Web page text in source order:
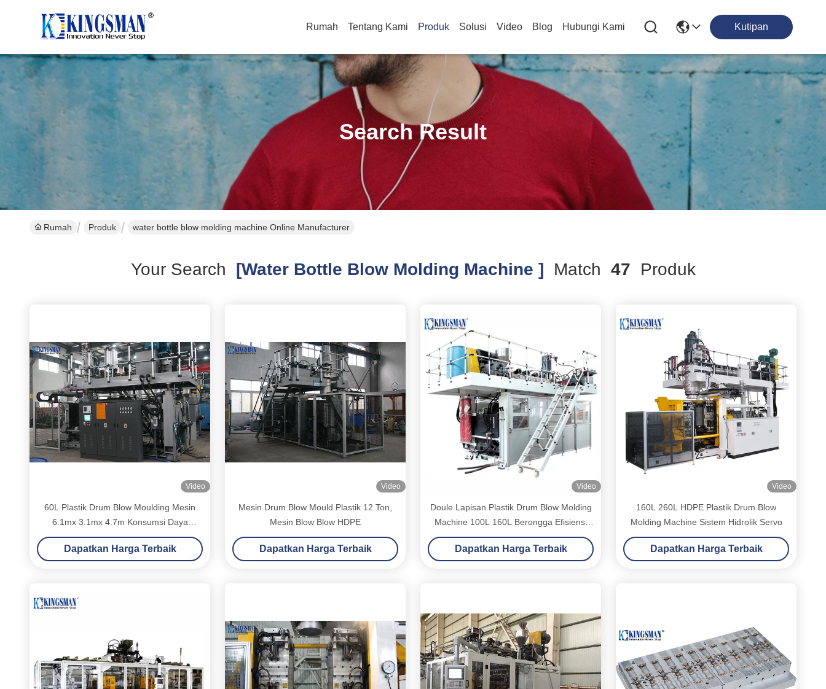
Rumah Tentang Kami Produk Solusi Video Blog Hubungi Kami Kutipan
Search Result
Rumah Produk water bottle blow molding machine Online Manufacturer
Your Search [water Bottle Blow Molding Machine ] Match 47 Produk
Video
60L Plastik Drum Blow Moulding Mesin
6.1mx 3.1mx 4.7m Konsumsi Daya
Rendah
Dapatkan Harga Terbaik
Video
Mesin Drum Blow Mould Plastik 12 Ton,
Mesin Blow Blow HDPE
Dapatkan Harga Terbaik
Video
Doule Lapisan Plastik Drum Blow Molding
Machine 100L 160L Berongga Efisiensi
Tinggi
Dapatkan Harga Terbaik
Video
160L 260L HDPE Plastik Drum Blow
Molding Machine Sistem Hidrolik Servo
Dapatkan Harga Terbaik